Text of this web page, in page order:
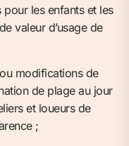
les enfants et les
valeur d’usage de
modifications de
de plage au jour
et loueurs de
;